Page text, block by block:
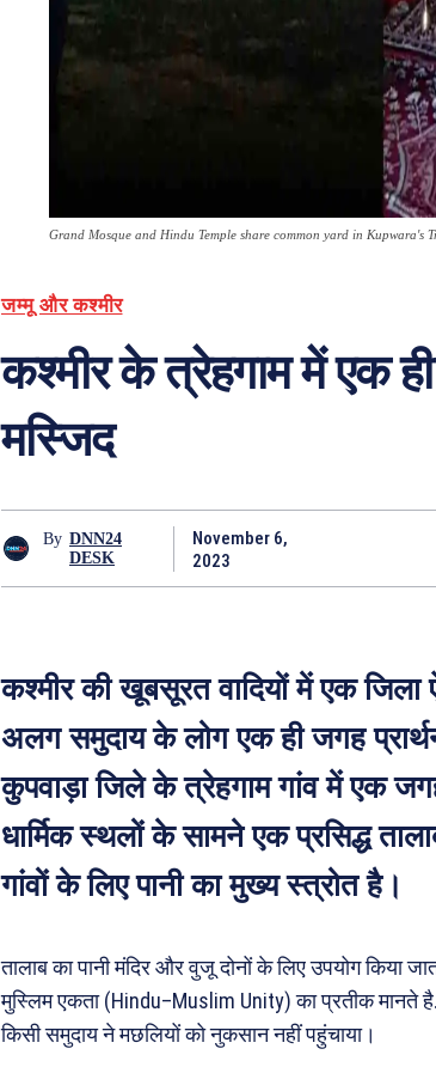
Grand Mosque and Hindu Temple share common yard in Kupwara's
जम्मू और कश्मीर
कश्मीर के त्रेहगाम में एक
मस्जिद
By DNN24
DESK
November 6,
2023
कश्मीर की खूबसूरत वादियों में एक जिला
अलग समुदाय के लोग एक ही जगह
कुपवाड़ा जिले के त्रेहगाम गांव में एक
धार्मिक स्थलों के सामने एक प्रसिद्ध
गांवों के लिए पानी का मुख्य स्त्रोत है।
तालाब का पानी मंदिर और वुजू दोनों के लिए उपयोग किया
मुस्लिम एकता (Hindu–Muslim Unity) का प्रतीक मानते
किसी समुदाय ने मछलियों को नुकसान नहीं पहुंचाया।